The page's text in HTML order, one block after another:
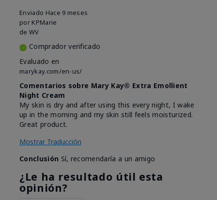
Enviado Hace 9 meses
por KPMarie
de WV
Comprador verificado
Evaluado en
marykay.com/en-us/
Comentarios sobre Mary Kay® Extra Emollient
Night Cream
My skin is dry and after using this every night, I wake
up in the morning and my skin still feels moisturized.
Great product.
Mostrar Traducción
Conclusión Sí, recomendaría a un amigo
¿Le ha resultado útil esta
opinión?